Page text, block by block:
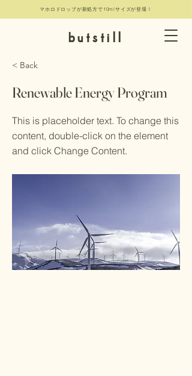
マホロドロップが新処方で10mlサイズが登場！
butstill
< Back
Renewable Energy Program
This is placeholder text. To change this
content, double-click on the element
and click Change Content.